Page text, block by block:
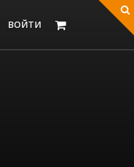
ВОЙТИ